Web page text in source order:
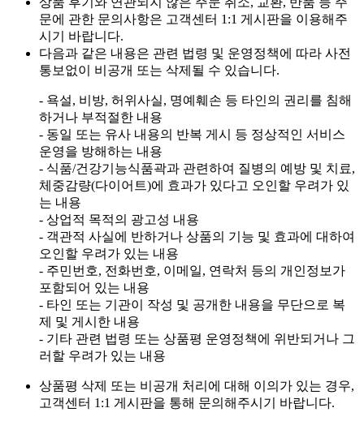
문에 관한 문의사항은 고객센터 1:1 게시판을 이용해주
시기 바랍니다.
다음과 같은 내용은 관련 법령 및 운영정책에 따라 사전
통보없이 비공개 또는 삭제될 수 있습니다.
- 욕설, 비방, 허위사실, 명예훼손 등 타인의 권리를 침해
하거나 부적절한 내용
- 동일 또는 유사 내용의 반복 게시 등 정상적인 서비스
운영을 방해하는 내용
- 식품/건강기능식품곽과 관련하여 질병의 예방 및 치료,
체중감량(다이어트)에 효과가 있다고 오인할 우려가 있
는 내용
- 상업적 목적의 광고성 내용
- 객관적 사실에 반하거나 상품의 기능 및 효과에 대하여
오인할 우려가 있는 내용
- 주민번호, 전화번호, 이메일, 연락처 등의 개인정보가
포함되어 있는 내용
- 타인 또는 기관이 작성 및 공개한 내용을 무단으로 복
제 및 게시한 내용
- 기타 관련 법령 또는 상품평 운영정책에 위반되거나 그
러할 우려가 있는 내용
상품평 삭제 또는 비공개 처리에 대해 이의가 있는 경우,
고객센터 1:1 게시판을 통해 문의해주시기 바랍니다.